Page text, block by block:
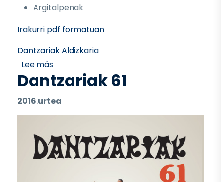
Argitalpenak
Irakurri pdf formatuan
Dantzariak Aldizkaria
Lee mássobre Dantzariak 62
Dantzariak 61
2016.urtea